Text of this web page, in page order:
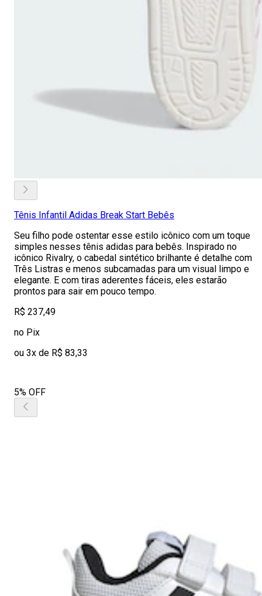
Tênis Infantil Adidas Break Start Bebês
Seu filho pode ostentar esse estilo icônico com um toque
simples nesses tênis adidas para bebês. Inspirado no
icônico Rivalry, o cabedal sintético brilhante é detalhe com
Três Listras e menos subcamadas para um visual limpo e
elegante. E com tiras aderentes fáceis, eles estarão
prontos para sair em pouco tempo.
R$ 237,49
no Pix
ou 3x de R$ 83,33
5% OFF